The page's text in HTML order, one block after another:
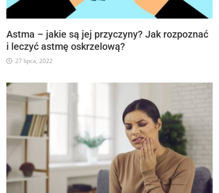
Astma – jakie są jej przyczyny? Jak rozpoznać
i leczyć astmę oskrzelową?
27 lipca, 2022